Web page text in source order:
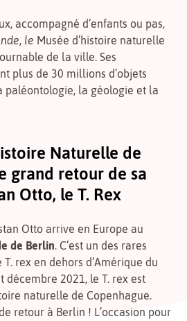
accompagné d’enfants ou pas,
le Musée d’histoire naturelle
de la ville. Ses
plus de 30 millions d’objets
paléontologie, la géologie et la
Naturelle de
grand retour de sa
Otto, le T. Rex
Otto arrive en Europe au
de Berlin. C’est un des rares
rex en dehors d’Amérique du
décembre 2021, le T. rex est
naturelle de Copenhague.
retour à Berlin ! L’occasion pour